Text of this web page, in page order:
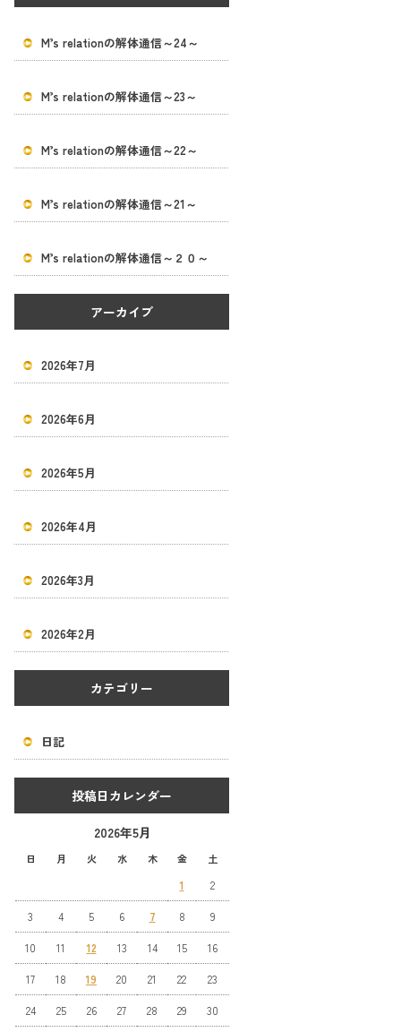
M’s relationの解体通信～24～
M’s relationの解体通信～23～
M’s relationの解体通信～22～
M’s relationの解体通信～21～
M’s relationの解体通信～２０～
アーカイブ
2026年7月
2026年6月
2026年5月
2026年4月
2026年3月
2026年2月
カテゴリー
日記
投稿日カレンダー
2026年5月
日 月 火 水 木 金 土
1 2
3 4 5 6 7 8 9
10 11 12 13 14 15 16
17 18 19 20 21 22 23
24 25 26 27 28 29 30